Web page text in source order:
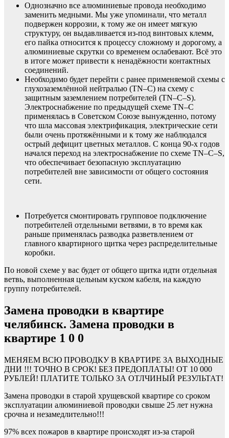
Однозначно все алюминиевые провода необходимо
заменить медными. Мы уже упоминали, что металл
подвержен коррозии, к тому же он имеет мягкую
структуру, он выдавливается из-под винтовых клемм,
его пайка относится к процессу сложному и дорогому, а
алюминиевые скрутки со временем ослабевают. Всё это
в итоге может привести к ненадёжности контактных
соединений.
Необходимо будет перейти с ранее применяемой схемы с
глухозаземлённой нейтралью (TN–C) на схему с
защитным заземлением потребителей (TN–C–S).
Электроснабжение по предыдущей схеме TN–C
применялась в Советском Союзе вынужденно, потому
что шла массовая электрификация, электрические сети
были очень протяжёнными и к тому же наблюдался
острый дефицит цветных металлов. С конца 90-х годов
начался переход на электроснабжение по схеме TN–C–S,
что обеспечивает безопасную эксплуатацию
потребителей вне зависимости от общего состояния
сети.
Потребуется смонтировать групповое подключение
потребителей отдельными ветвями, в то время как
раньше применялась разводка разветвлением от
главного квартирного щитка через распределительные
коробки.
По новой схеме у вас будет от общего щитка идти отдельная
ветвь, выполненная цельным куском кабеля, на каждую
группу потребителей.
Замена проводки в квартире
челябинск. Замена проводки в
квартире 1 0 0
МЕНЯЕМ ВСЮ ПРОВОДКУ В КВАРТИРЕ ЗА ВЫХОДНЫЕ
ДНИ !!! ТОЧНО В СРОК! БЕЗ ПРЕДОПЛАТЫ! ОТ 10 000
РУБЛЕЙ! ПЛАТИТЕ ТОЛЬКО ЗА ОТЛЧИНЫЙ РЕЗУЛЬТАТ!
Замена проводки в старой хрущевской квартире со сроком
эксплуатации алюминиевой проводки свыше 25 лет нужна
срочна и незамедлительно!!!
97% всех пожаров в квартире происходят из-за старой